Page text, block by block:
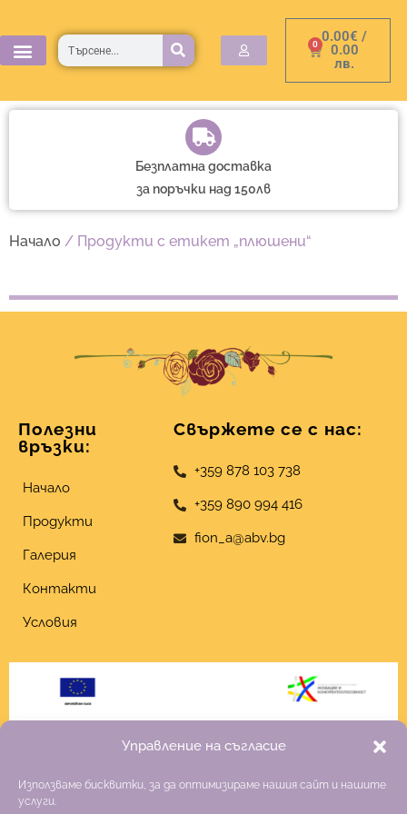
Управление на съгласие
Използваме бисквитки, за да оптимизираме нашия сайт и нашите
услуги.
to
content
0.00€ /
0.00
лв.
0
Cart
Търсене
Начало / Продукти с етикет „плюшени“
Безплатна доставка
за поръчки над 150лв
Полезни
връзки:
Начало
Продукти
Галерия
Контакти
Условия
Свържете се с нас:
+359 878 103 738
+359 890 994 416
fion_a@abv.bg